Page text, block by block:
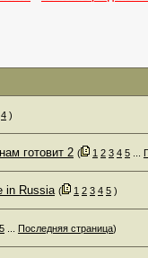
4 )
готовит 2 ( 1 2 3 4 5
in Russia‎ ( 1 2 3 4 5 )
5 Последняя страница)